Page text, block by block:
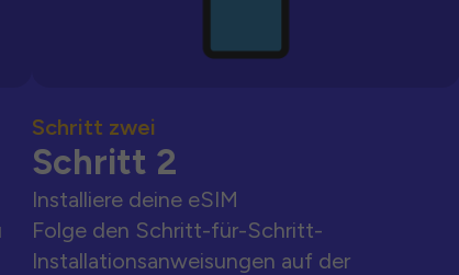
Schritt zwei
Schritt 2
Installiere deine eSIM
Folge den Schritt-für-Schritt-
Installationsanweisungen auf der